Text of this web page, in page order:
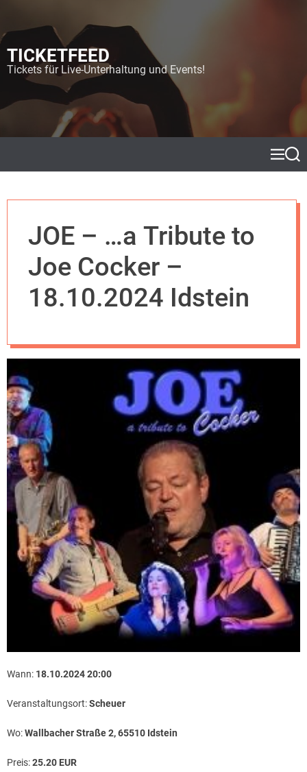
o
n
TICKETFEED
Tickets für Live-Unterhaltung und Events!
M
e
S
e
JOE – …a Tribute to
Joe Cocker –
18.10.2024 Idstein
Wann: 18.10.2024 20:00
Veranstaltungsort:Scheuer
Wo:Wallbacher Straße 2, 65510 Idstein
Preis:25.20 EUR